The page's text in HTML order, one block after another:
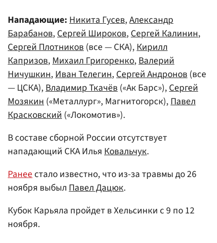
Нападающие: Никита Гусев,Александр
Барабанов, Сергей Широков, Сергей Калинин,
Сергей Плотников (все — СКА), Кирилл
Капризов, Михаил Григоренко, Валерий
Ничушкин, Иван Телегин, Сергей Андронов (все
— ЦСКА), Владимир Ткачёв («Ак Барс»), Сергей
Мозякин («Металлург», Магнитогорск), Павел
Красковский («Локомотив»).
В составе сборной России отсутствует
нападающий СКА ИльяКовальчук.
Ранеестало известно, что из-за травмы до 26
ноября выбылПавел Дацюк.
Кубок Карьяла пройдет в Хельсинки с 9 по 12
ноября.